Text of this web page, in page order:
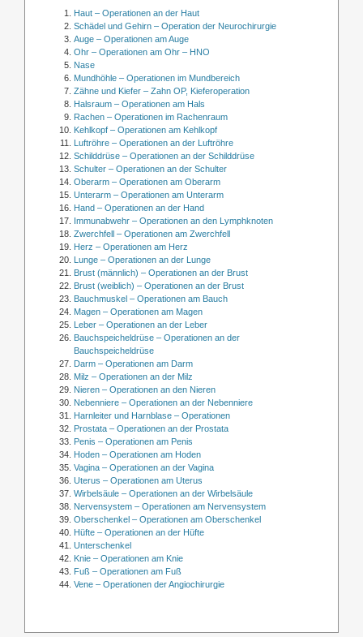
Haut – Operationen an der Haut
Schädel und Gehirn – Operation der Neurochirurgie
Auge – Operationen am Auge
Ohr – Operationen am Ohr – HNO
Nase
Mundhöhle – Operationen im Mundbereich
Zähne und Kiefer – Zahn OP, Kieferoperation
Halsraum – Operationen am Hals
Rachen – Operationen im Rachenraum
Kehlkopf – Operationen am Kehlkopf
Luftröhre – Operationen an der Luftröhre
Schilddrüse – Operationen an der Schilddrüse
Schulter – Operationen an der Schulter
Oberarm – Operationen am Oberarm
Unterarm – Operationen am Unterarm
Hand – Operationen an der Hand
Immunabwehr – Operationen an den Lymphknoten
Zwerchfell – Operationen am Zwerchfell
Herz – Operationen am Herz
Lunge – Operationen an der Lunge
Brust (männlich) – Operationen an der Brust
Brust (weiblich) – Operationen an der Brust
Bauchmuskel – Operationen am Bauch
Magen – Operationen am Magen
Leber – Operationen an der Leber
Bauchspeicheldrüse – Operationen an der
Bauchspeicheldrüse
Darm – Operationen am Darm
Milz – Operationen an der Milz
Nieren – Operationen an den Nieren
Nebenniere – Operationen an der Nebenniere
Harnleiter und Harnblase – Operationen
Prostata – Operationen an der Prostata
Penis – Operationen am Penis
Hoden – Operationen am Hoden
Vagina – Operationen an der Vagina
Uterus – Operationen am Uterus
Wirbelsäule – Operationen an der Wirbelsäule
Nervensystem – Operationen am Nervensystem
Oberschenkel – Operationen am Oberschenkel
Hüfte – Operationen an der Hüfte
Unterschenkel
Knie – Operationen am Knie
Fuß – Operationen am Fuß
Vene – Operationen der Angiochirurgie